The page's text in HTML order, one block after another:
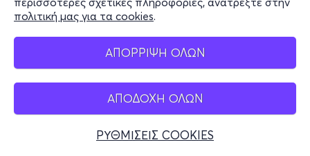
πολιτική μας για τα cookies.
ΑΠΟΡΡΙΨΗ ΟΛΩΝ
ΑΠΟΔΟΧΗ ΟΛΩΝ
ΡΥΘΜΙΣΕΙΣ COOKIES